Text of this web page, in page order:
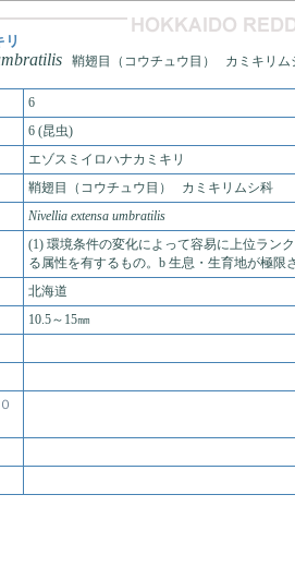
リ
鞘翅目（コウチュウ目） カミキリム
6
6 (昆虫)
エゾスミイロハナカミキリ
鞘翅目（コウチュウ目） カミキリムシ科
Nivellia extensa umbratilis
(1) 環境条件の変化によって容易に上位ラン
る属性を有するもの。b 生息・生育地が極限
北海道
10.5～15㎜